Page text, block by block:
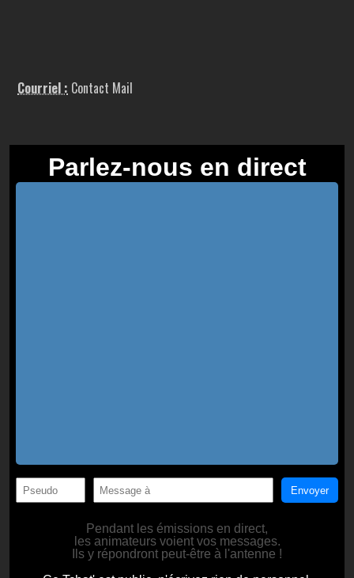
Courriel : Contact Mail